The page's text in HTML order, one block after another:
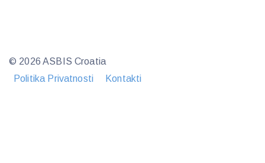
© 2026 ASBIS Croatia
Politika Privatnosti
Kontakti